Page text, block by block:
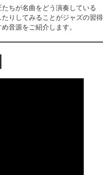
ちが名曲をどう演奏している
りしてみることがジャズの習得
音源をご紹介します。